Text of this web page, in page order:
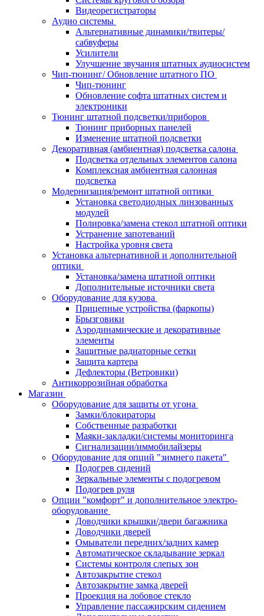
Видеорегистраторы
Аудио системы
Альтернативные динамики/твитеры/
сабвуферы
Усилители
Улучшение звучания штатных аудиосистем
Чип-тюнинг/ Обновление штатного ПО
Чип-тюнинг
Обновление софта штатных систем и
электроники
Тюнинг штатной подсветки/приборов
Тюнинг приборных панелей
Изменение штатной подсветки
Декоративная (амбиентная) подсветка салона
Подсветка отдельных элементов салона
Комплексная амбиентная салонная
подсветка
Модернизация/ремонт штатной оптики
Установка светодиодных линзованных
модулей
Полировка/замена стекол штатной оптики
Устранение запотеваний
Настройка уровня света
Установка альтернативной и дополнительной
оптики
Установка/замена штатной оптики
Дополнительные источники света
Оборудование для кузова
Прицепные устройства (фаркопы)
Брызговики
Аэродинамические и декоративные
элементы
Защитные радиаторные сетки
Защита картера
Дефлекторы (Ветровики)
Антикоррозийная обработка
Магазин
Оборудование для защиты от угона
Замки/блокираторы
Собственные разработки
Маяки-закладки/системы мониторинга
Сигнализации/иммобилайзеры
Оборудование для опций "зимнего пакета"
Подогрев сидений
Зеркальные элементы с подогревом
Подогрев руля
Опции "комфорт" и дополнительное электро-
оборудование
Доводчики крышки/двери багажника
Доводчики дверей
Омыватели передних/задних камер
Автоматическое складывание зеркал
Системы контроля слепых зон
Автозакрытие стекол
Автозакрытие замка дверей
Проекция на лобовое стекло
Управление пассажирским сидением